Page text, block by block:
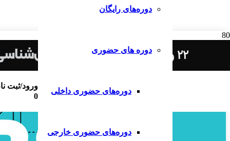
دوره‌های رایگان
دوره های حضوری
دوره‌های حضوری داخلی
دوره‌های حضوری خارجی
ورود/ثبت
0